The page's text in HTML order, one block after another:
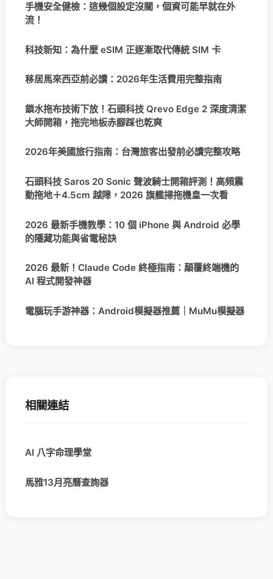
手機安全健檢：這幾個設定沒關，個資可能早就在外
流！
科技新知：為什麼 eSIM 正逐漸取代傳統 SIM 卡
移居馬來西亞前必讀：2026年生活費用完整指南
鎖水拖布技術下放！石頭科技 Qrevo Edge 2 深度清潔
大師開箱，拖完地板赤腳踩也乾爽
2026年美國旅行指南：台灣旅客出發前必讀完整攻略
石頭科技 Saros 20 Sonic 聲波騎士開箱評測！高頻震
動拖地＋4.5cm 越障，2026 旗艦掃拖機皇一次看
2026 最新手機教學：10 個 iPhone 與 Android 必學
的隱藏功能與省電秘訣
2026 最新！Claude Code 終極指南：顛覆終端機的
AI 程式開發神器
電腦玩手游神器：Android模擬器推薦｜MuMu模擬器
相關連結
AI 八字命理學堂
馬雅13月亮曆查詢器